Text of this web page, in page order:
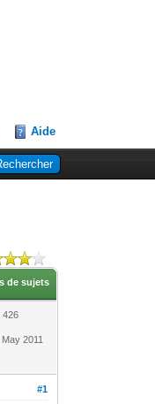
Aide
de sujets
426
2011
#1